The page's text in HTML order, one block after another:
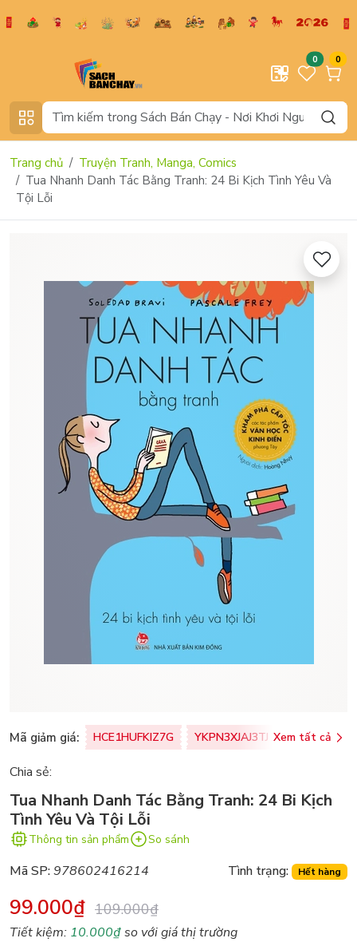
0 0
Trang chủ
Truyện Tranh, Manga, Comics
Tua Nhanh Danh Tác Bằng Tranh: 24 Bi Kịch Tình Yêu Và
Tội Lỗi
Mã giảm giá: HCE1HUFKIZ7G YKPN3XJAJ3TJ Xem tất cả
Chia sẻ:
Tua Nhanh Danh Tác Bằng Tranh: 24 Bi Kịch
Tình Yêu Và Tội Lỗi
Thông tin sản phẩm So sánh
Mã SP:978602416214 Tình trạng: Hết hàng
99.000₫ 109.000₫
Tiết kiệm: 10.000₫so với giá thị trường